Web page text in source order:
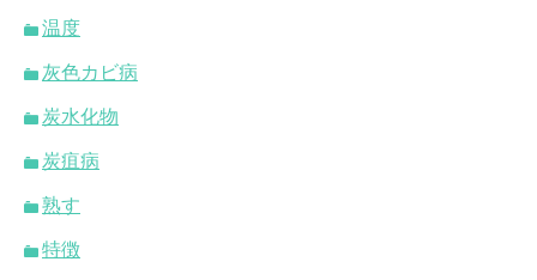
温度
灰色カビ病
炭水化物
炭疽病
熟す
特徴